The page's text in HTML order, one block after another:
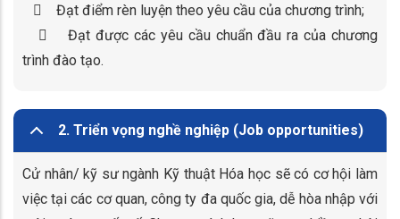
 Đạt điểm rèn luyện theo yêu cầu của chương trình;
 Đạt được các yêu cầu chuẩn đầu ra của chương
trình đào tạo.
2. Triển vọng nghề nghiệp (Job opportunities)
Cử nhân/ kỹ sư ngành Kỹ thuật Hóa học sẽ có cơ hội làm
việc tại các cơ quan, công ty đa quốc gia, dễ hòa nhập với